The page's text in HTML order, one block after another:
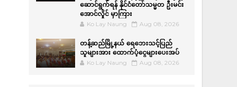
ဆောင်ရွက်ရန် နိုင်ငံတော်သမ္မတ ဦးမင်း
အောင်လှိုင် မှာကြား
Ko Lay Naung Aug 08, 2026
တန့်ဆည်မြို့နယ် ရေဘေးသင့်ပြည်
သူများအား ထောက်ပံ့ငွေများပေးအပ်
Ko Lay Naung Aug 08, 2026